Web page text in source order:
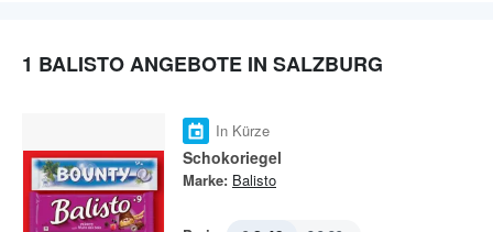
1 BALISTO ANGEBOTE IN SALZBURG
In Kürze
Schokoriegel
Marke: Balisto